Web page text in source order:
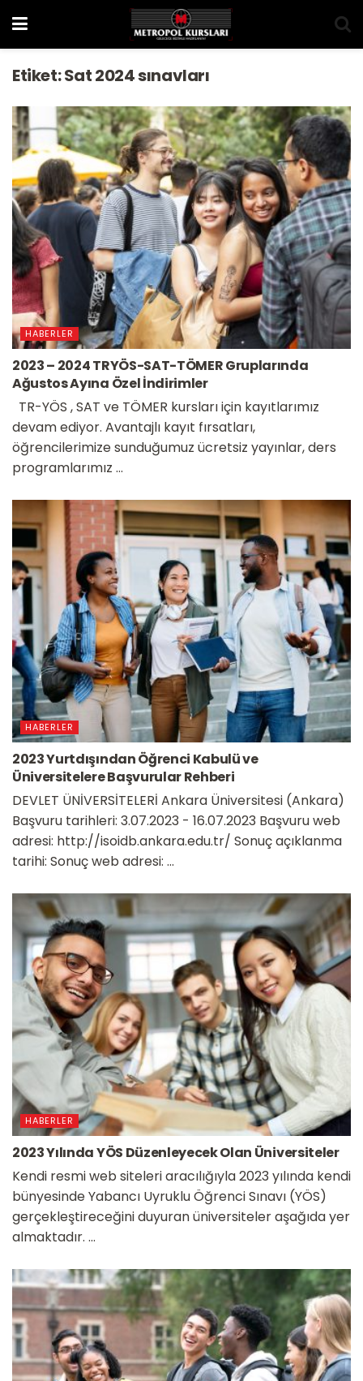
Etiket:Sat 2024 sınavları
HABERLER
2023 – 2024 TRYÖS-SAT-TÖMER Gruplarında
Ağustos Ayına Özel İndirimler
TR-YÖS , SAT ve TÖMER kursları için kayıtlarımız
devam ediyor. Avantajlı kayıt fırsatları,
öğrencilerimize sunduğumuz ücretsiz yayınlar, ders
programlarımız ...
HABERLER
2023 Yurtdışından Öğrenci Kabulü ve
Üniversitelere Başvurular Rehberi
DEVLET ÜNİVERSİTELERİ Ankara Üniversitesi (Ankara)
Başvuru tarihleri: 3.07.2023 - 16.07.2023 Başvuru web
adresi: http://isoidb.ankara.edu.tr/ Sonuç açıklanma
tarihi: Sonuç web adresi: ...
HABERLER
2023 Yılında YÖS Düzenleyecek Olan Üniversiteler
Kendi resmi web siteleri aracılığıyla 2023 yılında kendi
bünyesinde Yabancı Uyruklu Öğrenci Sınavı (YÖS)
gerçekleştireceğini duyuran üniversiteler aşağıda yer
almaktadır. ...